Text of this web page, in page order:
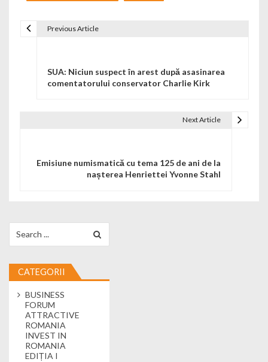
Previous Article
SUA: Niciun suspect în arest după asasinarea
comentatorului conservator Charlie Kirk
Next Article
Emisiune numismatică cu tema 125 de ani de la
nașterea Henriettei Yvonne Stahl
CATEGORII
BUSINESS
FORUM
ATTRACTIVE
ROMANIA
INVEST IN
ROMANIA
EDIȚIA I